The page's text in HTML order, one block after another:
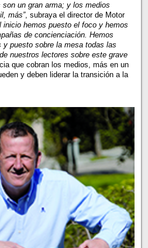
son un gran arma; y los medios
más”, subraya el director de Motor
inicio hemos puesto el foco y hemos
de concienciación. Hemos
puesto sobre la mesa todas las
nuestros lectores sobre este grave
que cobran los medios, más en un
y deben liderar la transición a la